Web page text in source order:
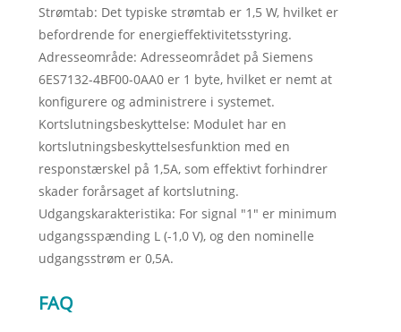
Strømtab: Det typiske strømtab er 1,5 W, hvilket er
befordrende for energieffektivitetsstyring.
Adresseområde: Adresseområdet på Siemens
6ES7132-4BF00-0AA0 er 1 byte, hvilket er nemt at
konfigurere og administrere i systemet.
Kortslutningsbeskyttelse: Modulet har en
kortslutningsbeskyttelsesfunktion med en
responstærskel på 1,5A, som effektivt forhindrer
skader forårsaget af kortslutning.
Udgangskarakteristika: For signal "1" er minimum
udgangsspænding L (-1,0 V), og den nominelle
udgangsstrøm er 0,5A.
FAQ